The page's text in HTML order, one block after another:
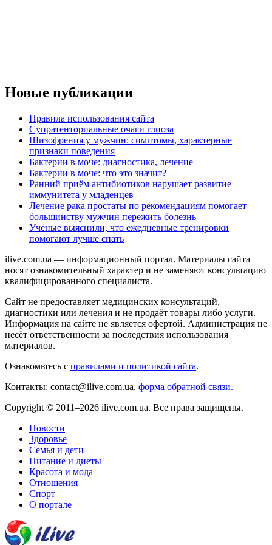
Новые публикации
Правила использования сайта
Супратенториальные очаги глиоза
Шизофрения у мужчин: симптомы, характерные
признаки поведения
Бактерии в моче: диагностика, лечение
Бактерии в моче: что это значит?
Ранний приём антибиотиков нарушает развитие
иммунитета у младенцев
Лечение рака простаты по рекомендациям помогает
большинству мужчин пережить болезнь
Учёные выяснили, что ежедневные тренировки
помогают лучше спать
ilive.com.ua — информационный портал. Материалы сайта
носят ознакомительный характер и не заменяют консультацию
квалифицированного специалиста.
Сайт не предоставляет медицинских консультаций,
диагностики или лечения и не продаёт товары либо услуги.
Информация на сайте не является офертой. Администрация не
несёт ответственности за последствия использования
материалов.
Ознакомьтесь с правилами и политикой сайта.
Контакты: contact@ilive.com.ua, форма обратной связи.
Copyright © 2011–2026 ilive.com.ua. Все права защищены.
Новости
Здоровье
Семья и дети
Питание и диеты
Красота и мода
Отношения
Спорт
О портале